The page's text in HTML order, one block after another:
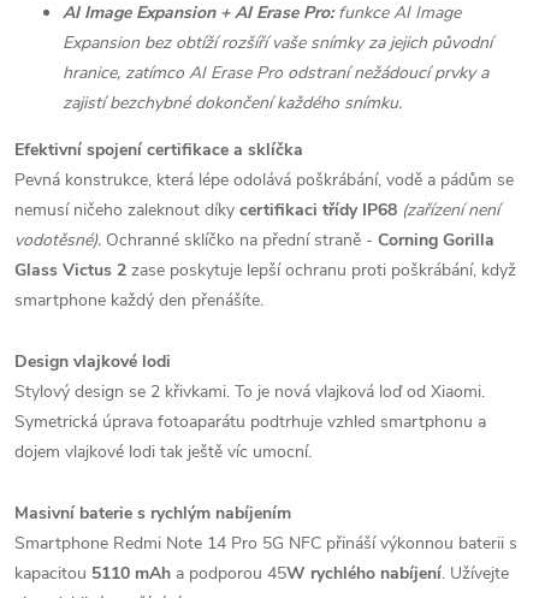
AI Image Expansion + AI Erase Pro:funkce AI Image
Expansion bez obtíží rozšíří vaše snímky za jejich původní
hranice, zatímco AI Erase Pro odstraní nežádoucí prvky a
zajistí bezchybné dokončení každého snímku.
Efektivní spojení certifikace a sklíčka
Pevná konstrukce, která lépe odolává poškrábání, vodě a pádům se
nemusí ničeho zaleknout díky certifikaci třídy IP68 (zařízení není
vodotěsné). Ochranné sklíčko na přední straně - Corning Gorilla
Glass Victus 2 zase poskytuje lepší ochranu proti poškrábání, když
smartphone každý den přenášíte.
Design vlajkové lodi
Stylový design se 2 křivkami. To je nová vlajková loď od Xiaomi.
Symetrická úprava fotoaparátu podtrhuje vzhled smartphonu a
dojem vlajkové lodi tak ještě víc umocní.
Masivní baterie s rychlým nabíjením
Smartphone Redmi Note 14 Pro 5G NFC přináší výkonnou baterii s
kapacitou 5110 mAh a podporou 45W rychlého nabíjení. Užívejte